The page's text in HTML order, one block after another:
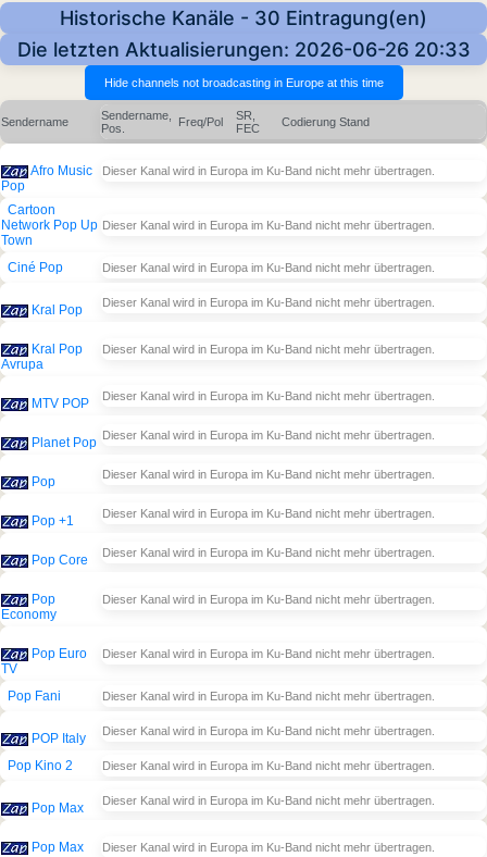
Historische Kanäle - 30 Eintragung(en)
Die letzten Aktualisierungen: 2026-06-26 20:33
Sendername
Sendername,
Pos.
Freq/Pol
SR,
FEC
Codierung Stand
Afro Music
Pop
Dieser Kanal wird in Europa im Ku-Band nicht mehr übertragen.
Cartoon
Network Pop Up
Town
Dieser Kanal wird in Europa im Ku-Band nicht mehr übertragen.
Ciné Pop Dieser Kanal wird in Europa im Ku-Band nicht mehr übertragen.
Kral Pop Dieser Kanal wird in Europa im Ku-Band nicht mehr übertragen.
Kral Pop
Avrupa
Dieser Kanal wird in Europa im Ku-Band nicht mehr übertragen.
MTV POP Dieser Kanal wird in Europa im Ku-Band nicht mehr übertragen.
Planet Pop Dieser Kanal wird in Europa im Ku-Band nicht mehr übertragen.
Pop Dieser Kanal wird in Europa im Ku-Band nicht mehr übertragen.
Pop +1 Dieser Kanal wird in Europa im Ku-Band nicht mehr übertragen.
Pop Core Dieser Kanal wird in Europa im Ku-Band nicht mehr übertragen.
Pop
Economy
Dieser Kanal wird in Europa im Ku-Band nicht mehr übertragen.
Pop Euro
TV
Dieser Kanal wird in Europa im Ku-Band nicht mehr übertragen.
Pop Fani Dieser Kanal wird in Europa im Ku-Band nicht mehr übertragen.
POP Italy Dieser Kanal wird in Europa im Ku-Band nicht mehr übertragen.
Pop Kino 2 Dieser Kanal wird in Europa im Ku-Band nicht mehr übertragen.
Pop Max Dieser Kanal wird in Europa im Ku-Band nicht mehr übertragen.
Pop Max
Dieser Kanal wird in Europa im Ku-Band nicht mehr übertragen.